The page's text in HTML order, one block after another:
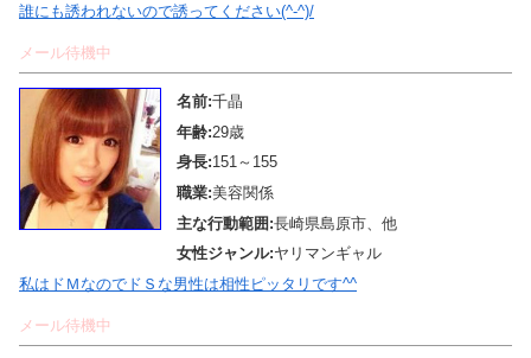
誰にも誘われないので誘ってください(^-^)/
メール待機中
名前:千晶
年齢:29歳
身長:151～155
職業:美容関係
主な行動範囲:長崎県島原市、他
女性ジャンル:ヤリマンギャル
私はドＭなのでドＳな男性は相性ピッタリです^^
メール待機中